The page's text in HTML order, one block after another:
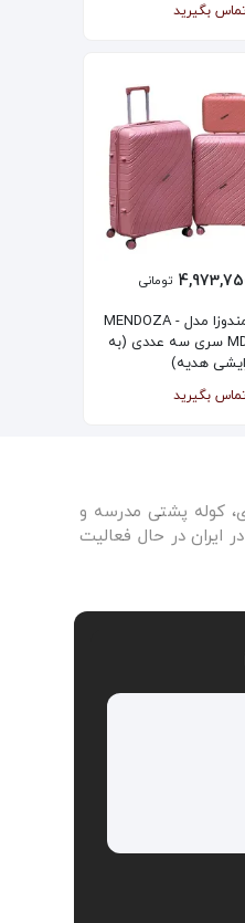
بگیرید
تومانی
چمدان وارداتی مندوزا مدل MENDOZA -
MDZ836 SERIES سری سه عددی (به
هدیه)
بگیرید
کوله پشتی مدرسه و
ایران در حال فعالیت